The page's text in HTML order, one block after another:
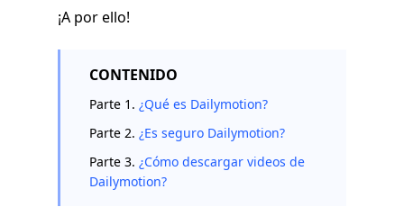
¡A por ello!
CONTENIDO
Parte 1. ¿Qué es Dailymotion?
Parte 2. ¿Es seguro Dailymotion?
Parte 3. ¿Cómo descargar videos de
Dailymotion?